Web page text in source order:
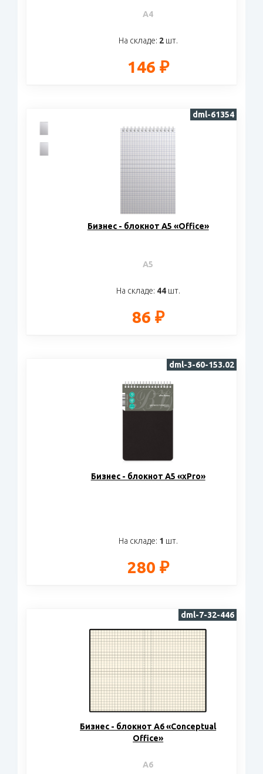
A4
На складе: 2шт.
146 ₽
Бизнес - блокнот А5 «Office»
A5
На складе: 44шт.
86 ₽
dml-61354
Бизнес - блокнот А5 «xPro»
На складе: 1 шт.
280 ₽
dml-3-60-153.02
Бизнес - блокнот А6 «Conceptual
Office»
A6
dml-7-32-446